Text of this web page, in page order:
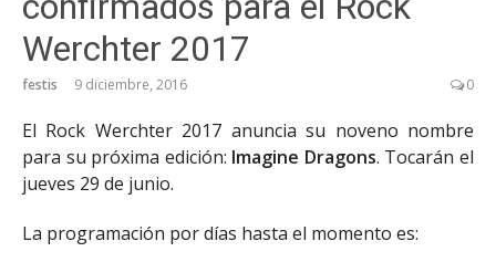
Werchter 2017
festis 9 diciembre, 2016 0
El Rock Werchter 2017 anuncia su noveno nombre
para su próxima edición: Imagine Dragons. Tocarán el
jueves 29 de junio.
La programación por días hasta el momento es: